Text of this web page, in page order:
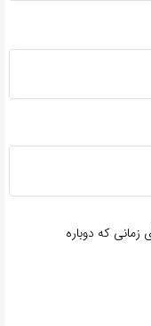
زمانی که دوباره